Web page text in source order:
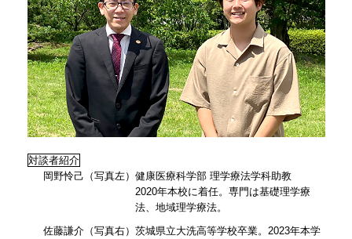
対談者紹介
岡野怜己（写真左）健康医療科学部 理学療法学科助教
2020年本校に着任。専門は基礎理学療
法、地域理学療法。
佐藤謙介（写真右）茨城県立大洗高等学校卒業。2023年本学